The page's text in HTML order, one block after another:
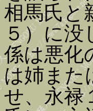
相馬氏と
５）に
係は悪化
は姉また
せ、永禄